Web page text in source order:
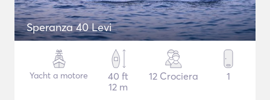
Speranza 40 Levi
Yacht a motore
40 ft
12 m
12 Crociera 1